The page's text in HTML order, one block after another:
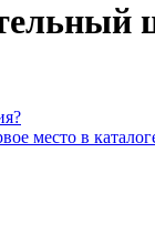
место в